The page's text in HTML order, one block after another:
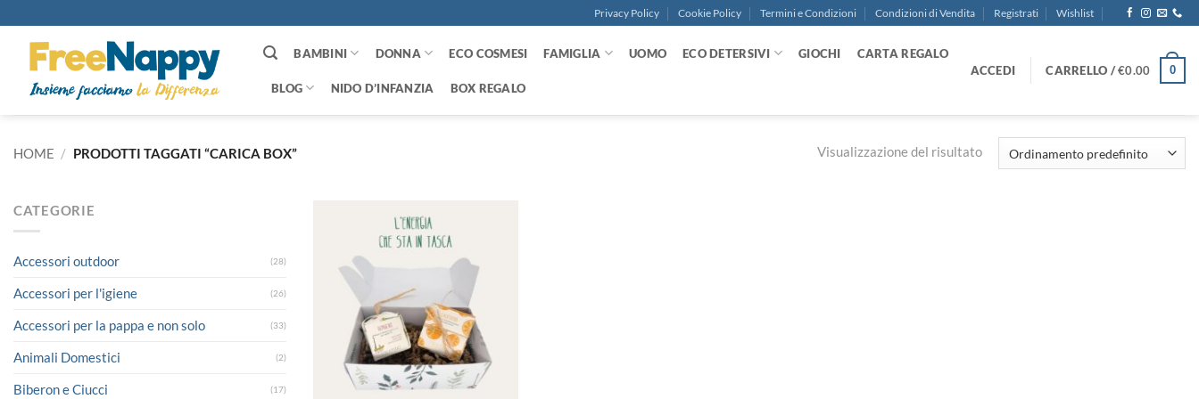
ai
contenuti
Privacy Policy Cookie Policy Termini e Condizioni Condizioni di Vendita Registrati Wishlist
BAMBINI DONNA ECO COSMESI FAMIGLIA UOMO ECO DETERSIVI GIOCHI CARTA REGALO
BLOG NIDO D’INFANZIA BOX REGALO
ACCEDI CARRELLO /€0.00 0
HOME / PRODOTTI TAGGATI “CARICA BOX” Visualizzazione del risultato
CATEGORIE
Accessori outdoor (28)
Accessori per l'igiene (26)
Accessori per la pappa e non solo (33)
Animali Domestici (2)
Biberon e Ciucci (17)
alla lista
dei
desideri